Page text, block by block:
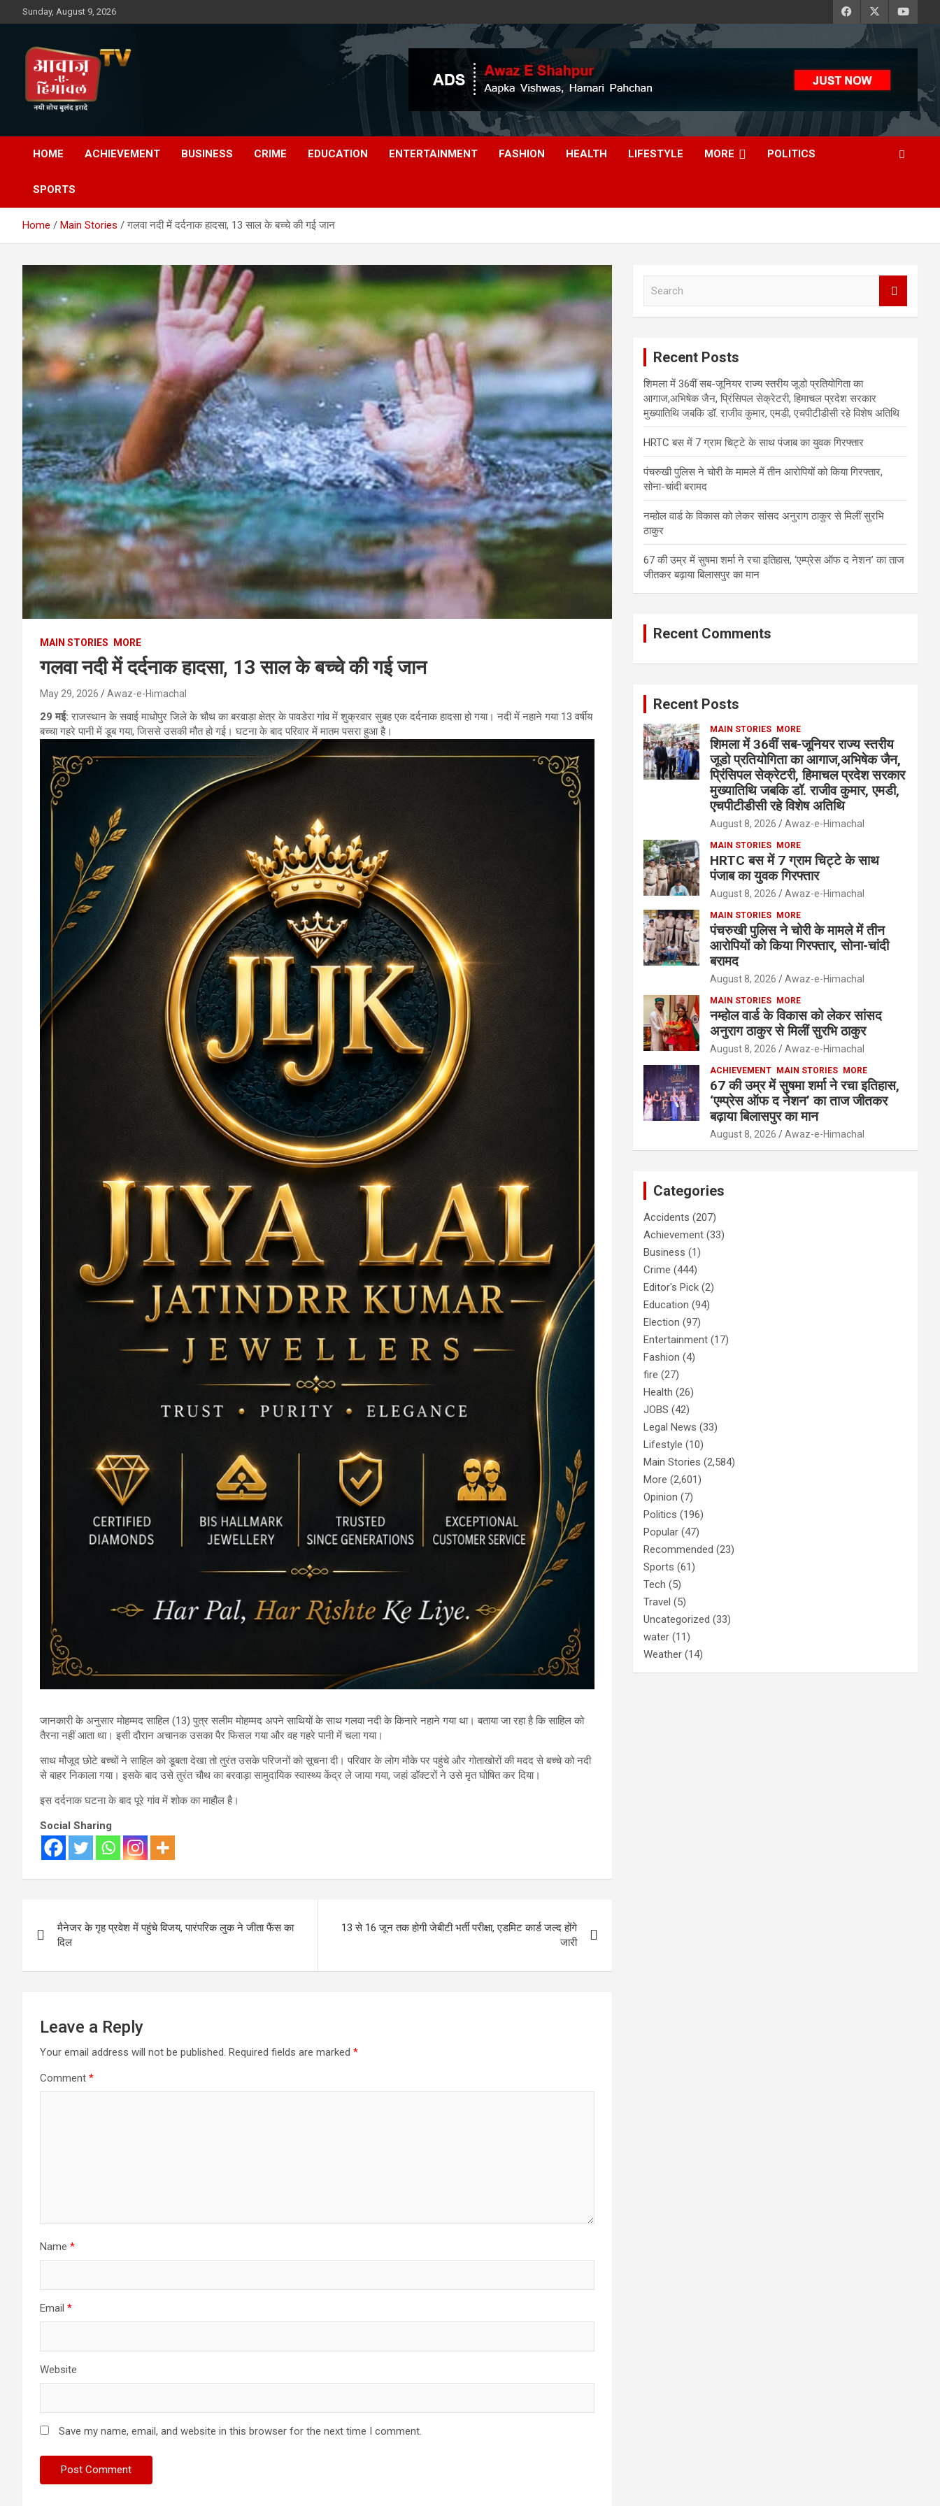
to
Sunday, August 9, 2026
Awaz-E-Shahpur
HOME ACHIEVEMENT BUSINESS CRIME EDUCATION ENTERTAINMENT FASHION HEALTH LIFESTYLE MORE POLITICS
SPORTS
Home Main Stories गलवा नदी में दर्दनाक हादसा, 13 साल के बच्चे की गई जान
MAIN STORIES MORE
गलवा नदी में दर्दनाक हादसा, 13 साल के बच्चे की गई जान
May 29, 2026 Awaz-e-Himachal
29 मई:राजस्थान के सवाई माधोपुर जिले के चौथ का बरवाड़ा क्षेत्र के पावडेरा गांव में शुक्रवार सुबह एक दर्दनाक हादसा हो गया। नदी में नहाने गया 13 वर्षीय
बच्चा गहरे पानी में डूब गया, जिससे उसकी मौत हो गई। घटना के बाद परिवार में मातम पसरा हुआ है।
जानकारी के अनुसार मोहम्मद साहिल (13) पुत्र सलीम मोहम्मद अपने साथियों के साथ गलवा नदी के किनारे नहाने गया था। बताया जा रहा है कि साहिल को
तैरना नहीं आता था। इसी दौरान अचानक उसका पैर फिसल गया और वह गहरे पानी में चला गया।
साथ मौजूद छोटे बच्चों ने साहिल को डूबता देखा तो तुरंत उसके परिजनों को सूचना दी। परिवार के लोग मौके पर पहुंचे और गोताखोरों की मदद से बच्चे को नदी
से बाहर निकाला गया। इसके बाद उसे तुरंत चौथ का बरवाड़ा सामुदायिक स्वास्थ्य केंद्र ले जाया गया, जहां डॉक्टरों ने उसे मृत घोषित कर दिया।
इस दर्दनाक घटना के बाद पूरे गांव में शोक का माहौल है।
Social Sharing
navigation
मैनेजर के गृह प्रवेश में पहुंचे विजय, पारंपरिक लुक ने जीता फैंस का
दिल
13 से 16 जून तक होगी जेबीटी भर्ती परीक्षा, एडमिट कार्ड जल्द होंगे
जारी
Leave a Reply
Your email address will not be published. Required fields are marked *
Comment *
Name *
Email *
Website
Save my name, email, and website in this browser for the next time I comment.
Recent Posts
शिमला में 36वीं सब-जूनियर राज्य स्तरीय जूडो प्रतियोगिता का
आगाज,अभिषेक जैन, प्रिंसिपल सेक्रेटरी, हिमाचल प्रदेश सरकार
मुख्यातिथि जबकि डॉ. राजीव कुमार, एमडी, एचपीटीडीसी रहे विशेष अतिथि
HRTC बस में 7 ग्राम चिट्टे के साथ पंजाब का युवक गिरफ्तार
पंचरुखी पुलिस ने चोरी के मामले में तीन आरोपियों को किया गिरफ्तार,
सोना-चांदी बरामद
नम्होल वार्ड के विकास को लेकर सांसद अनुराग ठाकुर से मिलीं सुरभि
ठाकुर
67 की उम्र में सुषमा शर्मा ने रचा इतिहास, ‘एम्प्रेस ऑफ द नेशन’ का ताज
जीतकर बढ़ाया बिलासपुर का मान
Recent Comments
Recent Posts
MAIN STORIES MORE
शिमला में 36वीं सब-जूनियर राज्य स्तरीय
जूडो प्रतियोगिता का आगाज,अभिषेक जैन,
प्रिंसिपल सेक्रेटरी, हिमाचल प्रदेश सरकार
मुख्यातिथि जबकि डॉ. राजीव कुमार, एमडी,
एचपीटीडीसी रहे विशेष अतिथि
August 8, 2026 Awaz-e-Himachal
MAIN STORIES MORE
HRTC बस में 7 ग्राम चिट्टे के साथ
पंजाब का युवक गिरफ्तार
August 8, 2026 Awaz-e-Himachal
MAIN STORIES MORE
पंचरुखी पुलिस ने चोरी के मामले में तीन
आरोपियों को किया गिरफ्तार, सोना-चांदी
बरामद
August 8, 2026 Awaz-e-Himachal
MAIN STORIES MORE
नम्होल वार्ड के विकास को लेकर सांसद
अनुराग ठाकुर से मिलीं सुरभि ठाकुर
August 8, 2026 Awaz-e-Himachal
ACHIEVEMENT MAIN STORIES MORE
67 की उम्र में सुषमा शर्मा ने रचा इतिहास,
‘एम्प्रेस ऑफ द नेशन’ का ताज जीतकर
बढ़ाया बिलासपुर का मान
August 8, 2026 Awaz-e-Himachal
Categories
Accidents (207)
Achievement (33)
Business (1)
Crime (444)
Editor's Pick (2)
Education (94)
Election (97)
Entertainment (17)
Fashion (4)
fire (27)
Health (26)
JOBS (42)
Legal News (33)
Lifestyle (10)
Main Stories (2,584)
More (2,601)
Opinion (7)
Politics (196)
Popular (47)
Recommended (23)
Sports (61)
Tech (5)
Travel (5)
Uncategorized (33)
water (11)
Weather (14)